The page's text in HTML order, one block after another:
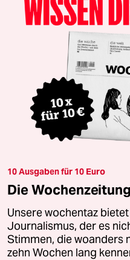
10 Ausgaben für 10 Euro
Die
Unsere wochentaz
Journalismus, der es
Stimmen, die woanders
zehn Wochen lang